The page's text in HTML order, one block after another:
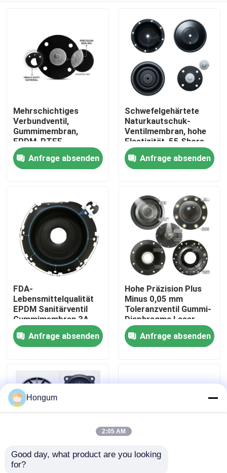
Produkte
Über uns
Werksbesichtigung
Qualitätskontrolle
Neuigkeiten
Rechtssachen
Bitte um ein Angebot
Gummimembrandichtungen
Ventil-Gummimembran
Mehrschichtiges
Verbundventil,
Gummimembran,
EPDM, PTFE,
laminierte chemische
Barriere, doppelte
Härte
Anfrage absenden
Schwefelgehärtete
Naturkautschuk-
Ventilmembran, hohe
Elastizität, 55 Shore
A, pneumatischer
Antrieb OEM
Anfrage absenden
FDA-
Lebensmittelqualität
EPDM Sanitärventil
Gummimembran 3A
Milchprodukte CIP SIP
Clean Steam
kompatibel
Anfrage absenden
Hohe Präzision Plus
Minus 0,05 mm
Toleranzventil Gummi-
Diaphragma Laser
gemessen Injektion
geformtAnfrage absenden
Niedriges MOQ 10
Hongum
2:05 AM
Good day, what product are you looking
for?